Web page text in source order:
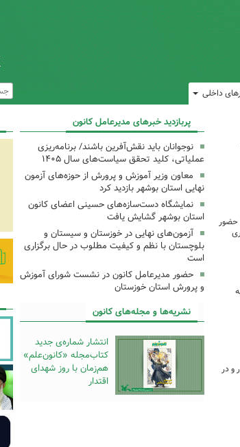
داخلی
حضور
و در
پربازدید خبرهای مدیرعامل کانون
نوجوانان باید نقش‌آفرین باشند/ برنامه‌ریزی
عملیاتی، کلید تحقق سیاست‌های سال ۱۴۰۵
معاون وزیر آموزش و پرورش از حوزه‌های آزمون
نهایی استان بوشهر بازدید کرد
نمایشگاه دست‌سازه‌های حسینی اعضای کانون
استان بوشهر گشایش یافت
آزمون‌های نهایی در خوزستان و سیستان و
بلوچستان با نظم و کیفیت مطلوب در حال برگزاری
است
حضور مدیرعامل کانون در نشست شورای آموزش
و پرورش استان خوزستان
نشریه‌ها و مجله‌های کانون
انتشار شماره‌ی جدید
کتاب‌مجله «کانون‌علم»
هم‌زمان با روز شهدای
اقتدار